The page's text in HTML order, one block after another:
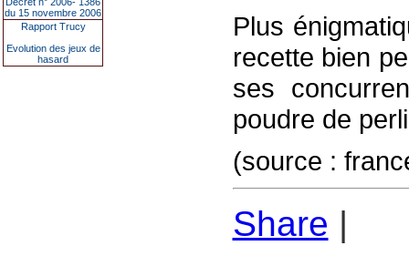
du 15 novembre 2006
Rapport Trucy
Evolution des jeux de
hasard
Plus
recette bien
ses
poudre de
(source :
Share |